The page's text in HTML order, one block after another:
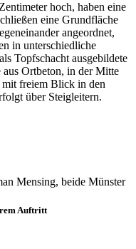
hoch, haben eine
eine Grundfläche
angeordnet,
in unterschiedliche
Topfschacht ausgebildete
aus Ortbeton, in der Mitte
mit freiem Blick in den
über Steigleitern.
Mensing, beide Münster
Auftritt